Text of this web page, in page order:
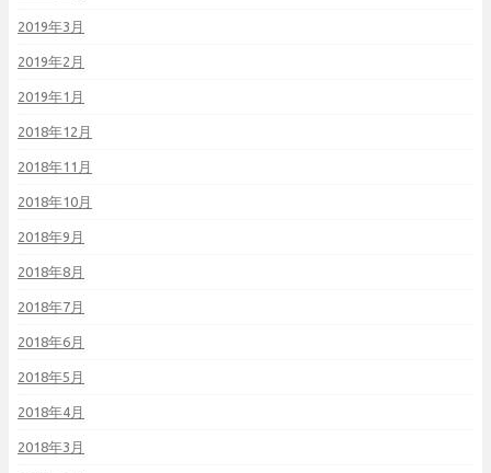
2019年3月
2019年2月
2019年1月
2018年12月
2018年11月
2018年10月
2018年9月
2018年8月
2018年7月
2018年6月
2018年5月
2018年4月
2018年3月